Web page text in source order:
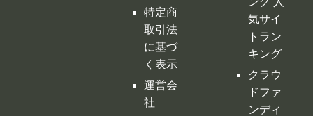
特定商
取引法
に基づ
く表示
運営会
社
気サイ
トラン
キング
クラウ
ドファ
ンディ